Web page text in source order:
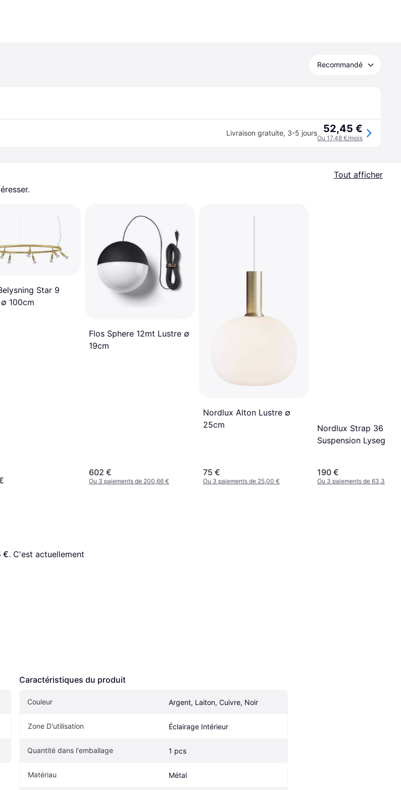
Recommandé
Livraison gratuite, 3-5 jours 52,45 €
Ou 17,48 €/mois
Tout afficher
Star 9
100cm
Flos Sphere 12mt Lustre ∅
19cm
602 €
Ou 3 paiements de 200,66 €
Nordlux Alton Lustre ∅
25cm
75 €
Ou 3 paiements de 25,00 €
Nordlux Strap 36
Suspension Lysegrå
190 €
Ou 3 paiements de 63,33 €
€. C'est actuellement
Caractéristiques du produit
Couleur Argent, Laiton, Cuivre, Noir
Zone D'utilisation Éclairage Intérieur
Quantité dans l'emballage 1 pcs
Matériau Métal